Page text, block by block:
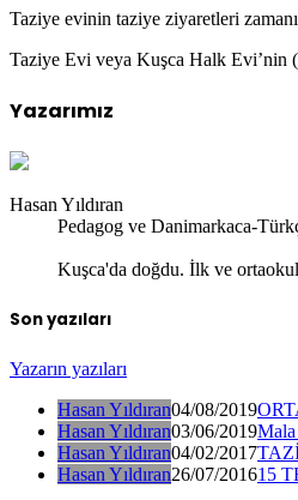
Taziye evinin taziye ziyaretleri
Taziye Evi veya Kuşca Halk Evi’nin
Yazarımız
Hasan Yıldıran
Pedagog ve Danimarkaca-
Kuşca'da doğdu. İlk ve
Son yazıları
Yazarın yazıları
Hasan Yıldıran04/08/2019
Hasan Yıldıran03/06/2019
Hasan Yıldıran04/02/2017
Hasan Yıldıran26/07/201615